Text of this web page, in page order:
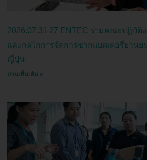
2026.07.31-27 ENTEC ร่วมคณะปฎิบัติ
และกลไกการจัดการซากแบตเตอรี่ยาน
ญี่ปุ่น
อ่านเพิ่มเติม »